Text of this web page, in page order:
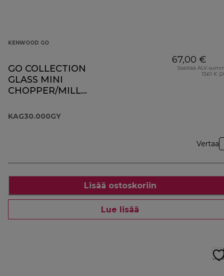
KENWOOD GO
GO COLLECTION
GLASS MINI
CHOPPER/MILL
KAG30.000GY
67,00 €
Sisältää ALV-
13,61 €
Vertaa
Lisää ostoskoriin
Lue lisää